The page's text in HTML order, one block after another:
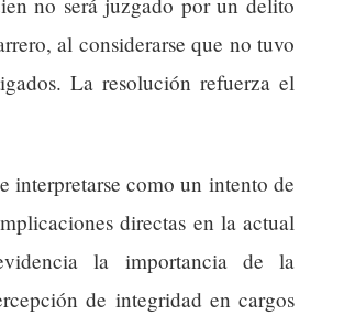
al considerarse que no tuvo
La resolución refuerza el
interpretarse como un intento de
directas en la actual
la importancia de la
de integridad en cargos